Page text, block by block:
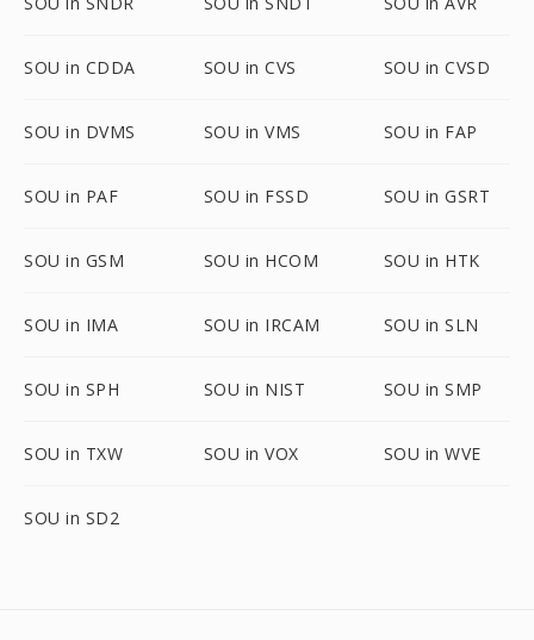
SOU in CDDA SOU in CVS SOU in CVSD
SOU in DVMS SOU in VMS SOU in FAP
SOU in PAF SOU in FSSD SOU in GSRT
SOU in GSM SOU in HCOM SOU in HTK
SOU in IMA SOU in IRCAM SOU in SLN
SOU in SPH SOU in NIST SOU in SMP
SOU in TXW SOU in VOX SOU in WVE
SOU in SD2